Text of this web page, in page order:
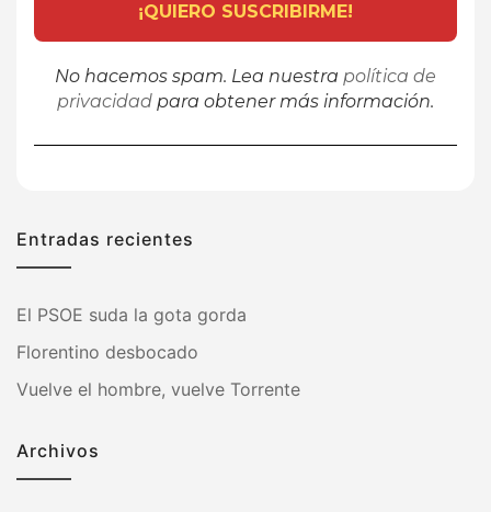
No hacemos spam. Lea nuestra política de
privacidad para obtener más información.
Entradas recientes
El PSOE suda la gota gorda
Florentino desbocado
Vuelve el hombre, vuelve Torrente
Archivos